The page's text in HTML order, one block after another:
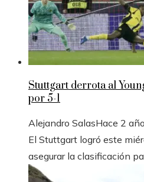
Stuttgart derrota al
por 5-1
Alejandro SalasHace 2
El Stuttgart logró este
asegurar la clasificación